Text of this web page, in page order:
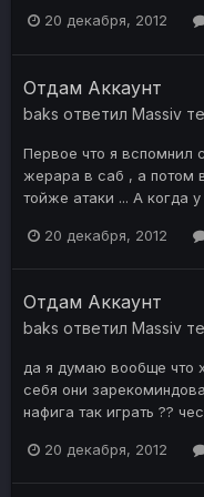
20 декабря, 2012
Отдам Аккаунт
baks ответил Massiv
Первое что я вспомнил
жерара в саб , а потом
тойже атаки ... А когда
20 декабря, 2012
Отдам Аккаунт
baks ответил Massiv
да я думаю вообще что
себя они
нафига так играть ??
20 декабря, 2012